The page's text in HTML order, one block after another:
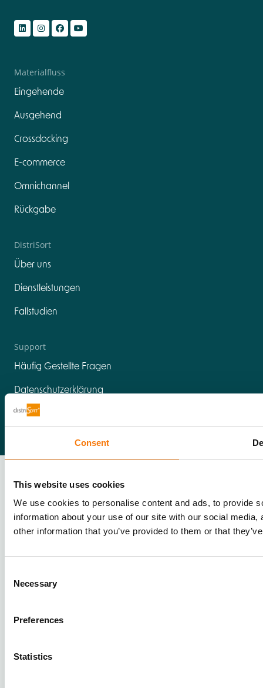
Consent
This website uses cookies
We use cookies to personalise content and ads, to provide
information about your use of our site with our social
other information that you’ve provided to them or that
Selection
Necessary
Preferences
Statistics
Materialfluss
Eingehende
Ausgehend
Crossdocking
E-commerce
Omnichannel
Rückgabe
DistriSort
Über uns
Dienstleistungen
Fallstudien
Support
Häufig Gestellte Fragen
Datenschutzerklärung
Cookies
©2026 - DistriSort